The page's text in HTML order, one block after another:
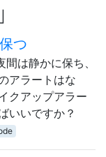
つ
は静かに保ち、
アラートはな
クアップアラー
いいですか？